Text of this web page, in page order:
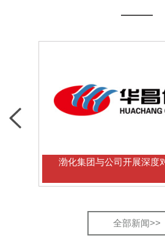
渤化集团与公司开展深度对标交流
全部新闻>>